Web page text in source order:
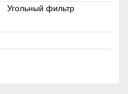
Угольный фильтр